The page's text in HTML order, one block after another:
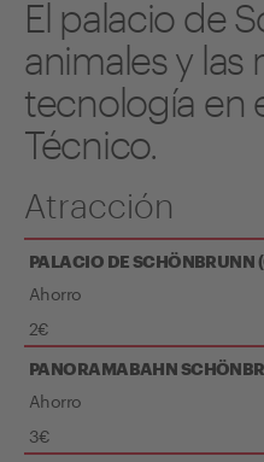
El palacio de
animales y las
tecnología en
Técnico.
Atracción
PALACIO DE SCHÖNBRUNN
Ahorro
2€
PANORAMABAHN
Ahorro
3€